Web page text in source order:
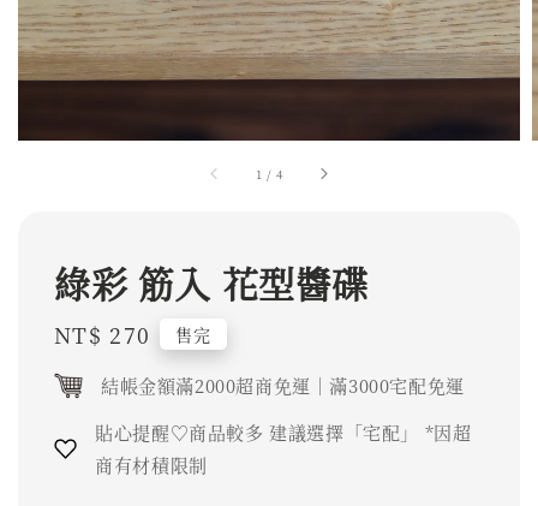
1 / 4
綠彩 筋入 花型醬碟
Regular
price
NT$ 270 售完
結帳金額滿2000超商免運｜滿3000宅配免運
貼心提醒♡商品較多 建議選擇「宅配」 *因超
商有材積限制